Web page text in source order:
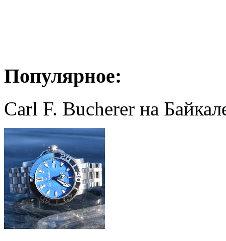
Популярное:
Carl F. Bucherer на